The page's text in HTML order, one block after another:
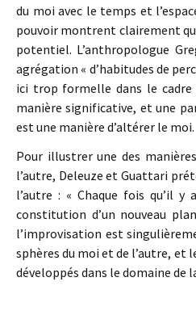
du moi avec le temps et
pouvoir montrent clairement
potentiel. L’anthropologue
agrégation « d’habitudes de
ici trop formelle dans le
manière significative, et une
est une manière d’altérer le moi.
Pour illustrer une des
l’autre, Deleuze et Guattari
l’autre : « Chaque fois qu’il
constitution d’un nouveau
l’improvisation est
sphères du moi et de l’autre,
développés dans le domaine de